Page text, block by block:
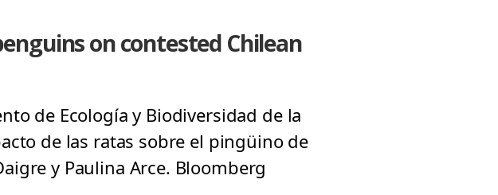
on contested Chilean
de Ecología y Biodiversidad de la
de las ratas sobre el pingüino de
y Paulina Arce. Bloomberg